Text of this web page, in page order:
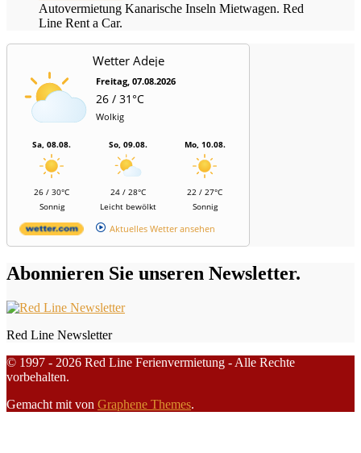
Autovermietung Kanarische Inseln Mietwagen. Red
Line Rent a Car.
Wetter Adeje
Freitag, 07.08.2026
26 / 31°C
Wolkig
Sa, 08.08.
26 / 30°C
Sonnig
So, 09.08.
24 / 28°C
Leicht bewölkt
Mo, 10.08.
22 / 27°C
Sonnig
Aktuelles Wetter ansehen
Abonnieren Sie unseren Newsletter.
Red Line Newsletter
© 1997 - 2026 Red Line Ferienvermietung - Alle Rechte
vorbehalten.
Gemacht mit von Graphene Themes.